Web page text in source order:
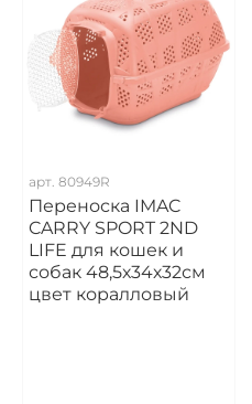
арт. 80949R
Переноска IMAC
CARRY SPORT 2ND
LIFE для кошек и
собак 48,5х34х32см
цвет коралловый